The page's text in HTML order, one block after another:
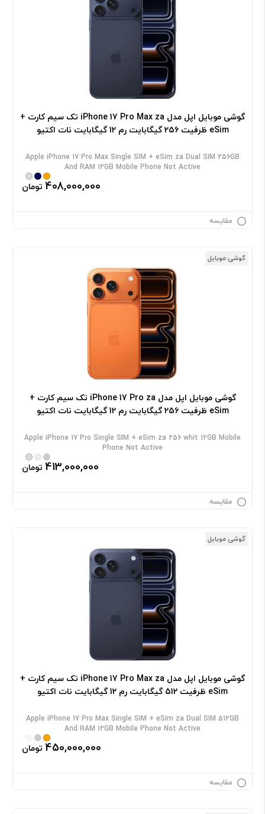
گوشی موبایل اپل مدل iPhone 17 Pro Max za تک سیم کارت +
eSim ظرفیت 256 گیگابایت رم 12 گیگابایت نات اکتیو
Apple iPhone 17 Pro Max Single SIM + eSim za Dual SIM 256GB
And RAM 12GB Mobile Phone Not Active
408,000,000 تومان
مقایسه
گوشی موبایل
گوشی موبایل اپل مدل iPhone 17 Pro za تک سیم کارت +
eSim ظرفیت 256 گیگابایت رم 12 گیگابایت نات اکتیو
Apple iPhone 17 Pro Single SIM + eSim za 256 whit 12GB Mobile
Phone Not Active
413,000,000 تومان
مقایسه
گوشی موبایل
گوشی موبایل اپل مدل iPhone 17 Pro Max za تک سیم کارت +
eSim ظرفیت 512 گیگابایت رم 12 گیگابایت نات اکتیو
Apple iPhone 17 Pro Max Single SIM + eSim za Dual SIM 512GB
And RAM 12GB Mobile Phone Not Active
450,000,000 تومان
مقایسه